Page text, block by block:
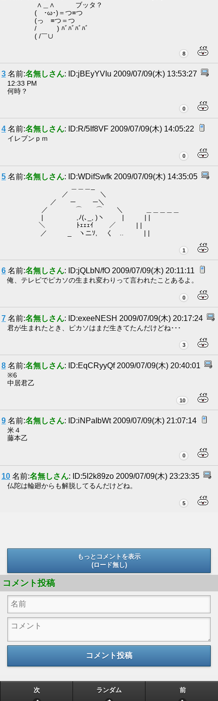
∧＿∧ ブッタ？
( ･ω･)＝つ≡つ
(っ ≡つ＝つ
/ ) ﾊﾞﾊﾞﾊﾞﾊﾞ
( /￣∪
8
3 名前:名無しさん: ID:jBEyYVIu 2009/07/09(木) 13:53:27
12:33 PM
何時？
0
4 名前:名無しさん: ID:R/5If8VF 2009/07/09(木) 14:05:22
イレブンｐｍ
0
5 名前:名無しさん: ID:WDifSwfk 2009/07/09(木) 14:35:05
／ ＼
／ ─ ─＼
／ ⌒ ⌒ ＼ ＿＿＿＿＿
| ,ﾉ(､_, )ヽ | | |
＼ ﾄｪｪｪｲ ／ | |
／ _ ヽニｿ, く .. | |
1
6 名前:名無しさん: ID:jQLbN/fO 2009/07/09(木) 20:11:11
俺、テレビでピカソの生まれ変わりって言われたことあるよ。
0
7 名前:名無しさん: ID:exeeNESH 2009/07/09(木) 20:17:24
君が生まれたとき、ピカソはまだ生きてたんだけどね･･･
3
8 名前:名無しさん: ID:EqCRyyQf 2009/07/09(木) 20:40:01
※6
中居君乙
10
9 名前:名無しさん: ID:iNPaIbWt 2009/07/09(木) 21:07:14
米４
藤本乙
0
10 名前:名無しさん: ID:5I2k89zo 2009/07/09(木) 23:23:35
仏陀は輪廻からも解脱してるんだけどね。
5
もっとコメントを表示
(ロード無し)
コメント投稿
コメント投稿
次 ランダム 前